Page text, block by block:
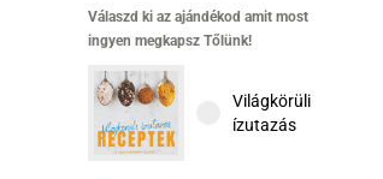
Válaszd ki az ajándékod amit most
ingyen megkapsz Tőlünk!
Világkörüli
ízutazás